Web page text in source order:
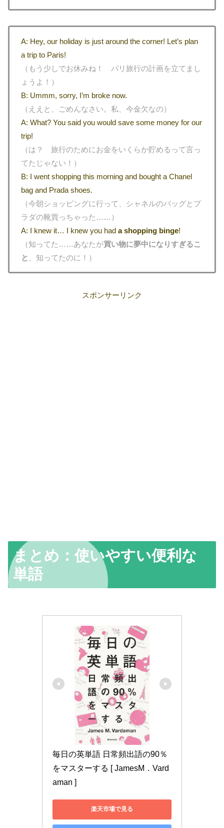
A: Hey, our holiday is just around the corner! Let’s plan
a trip to Paris!
（もう少しでお休みね！ パリ旅行の計画を立てまし
ょうよ！）
B: Ummm, sorry, I’m broke now.
（ええと、ごめんなさい。私、今金欠なの）
A: What? You said you would save some money for our
trip!
（は？ 旅行のためにお金をいくらか貯めるって言っ
てたじゃない！）
B: I went shopping this morning and bought a Chanel
bag and Prada shoes.
（今朝ショッピングに行って、シャネルのバッグとプ
ラダの靴買っちゃった……）
A: I knew it… I knew you had a shopping binge!
（知ってた……あなたが買い物に夢中になりすぎるこ
と 、知ってたのに！）
スポンサーリンク
まとめ：使いやすい便利な
単語
毎日の英単語 日常頻出語の90％
をマスターする [ JamesM．Vard
aman ]
楽天市場で見る